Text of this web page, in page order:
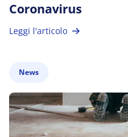
Coronavirus
Leggi l'articolo
News